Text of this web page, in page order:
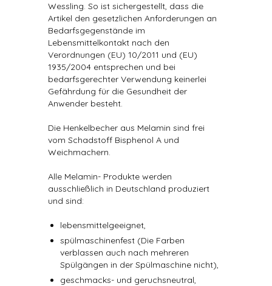
Wessling. So ist sichergestellt, dass die
Artikel den gesetzlichen Anforderungen an
Bedarfsgegenstände im
Lebensmittelkontakt nach den
Verordnungen (EU) 10/2011 und (EU)
1935/2004 entsprechen und bei
bedarfsgerechter Verwendung keinerlei
Gefährdung für die Gesundheit der
Anwender besteht.
Die Henkelbecher aus Melamin sind frei
vom Schadstoff Bisphenol A und
Weichmachern.
Alle Melamin- Produkte werden
ausschließlich in Deutschland produziert
und sind:
lebensmittelgeeignet,
spülmaschinenfest (Die Farben
verblassen auch nach mehreren
Spülgängen in der Spülmaschine nicht),
geschmacks- und geruchsneutral,